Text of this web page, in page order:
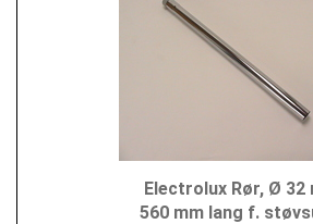
Electrolux Rør, Ø 32
560 mm lang f.